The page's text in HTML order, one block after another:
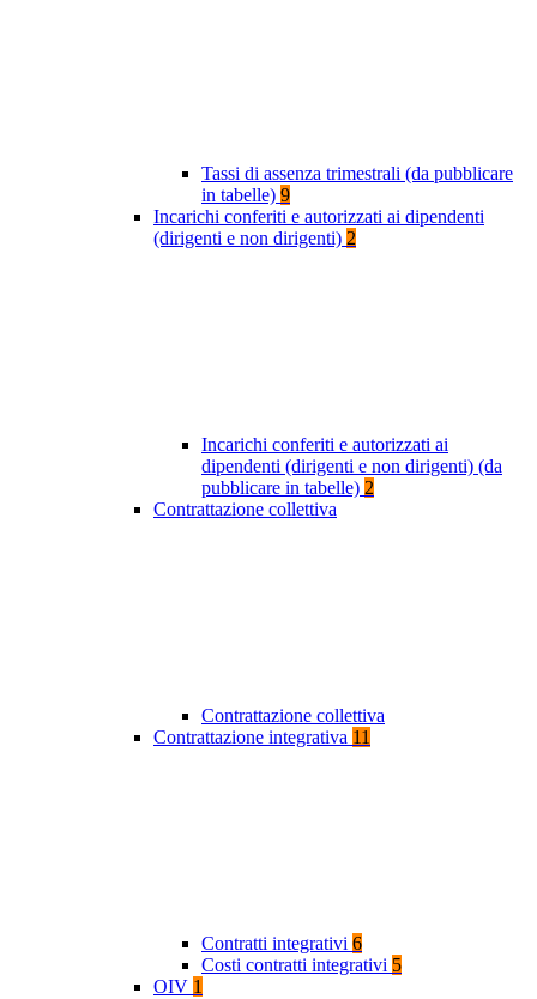
Tassi di assenza trimestrali (da pubblicare
in tabelle) 9
Incarichi conferiti e autorizzati ai dipendenti
(dirigenti e non dirigenti) 2
Incarichi conferiti e autorizzati ai
dipendenti (dirigenti e non dirigenti) (da
pubblicare in tabelle) 2
Contrattazione collettiva
Contrattazione collettiva
Contrattazione integrativa 11
Contratti integrativi 6
Costi contratti integrativi 5
OIV 1